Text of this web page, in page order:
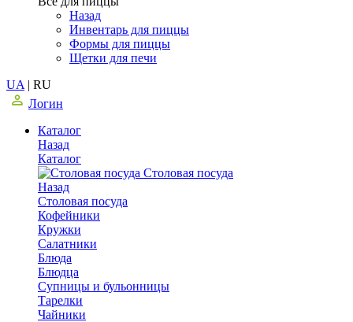
Назад
Инвентарь для пиццы
Формы для пиццы
Щетки для печи
UA | RU
Логин
Каталог
Назад
Каталог
Столовая посуда
Назад
Столовая посуда
Кофейники
Кружки
Салатники
Блюда
Блюдца
Супницы и бульонницы
Тарелки
Чайники